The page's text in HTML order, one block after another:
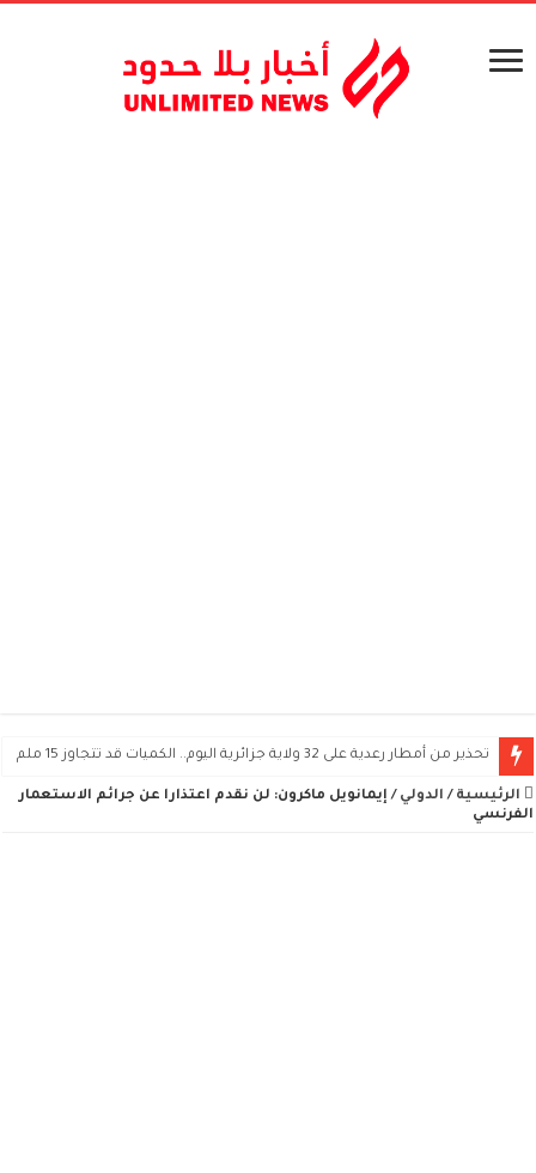
تحذير من أمطار رعدية على 32 ولاية جزائرية اليوم.. الكميات قد تتجاوز 15 ملم
الرئيسية / الدولي / إيمانويل ماكرون: لن نقدم اعتذارا عن جرائم الاستعمار
الفرنسي